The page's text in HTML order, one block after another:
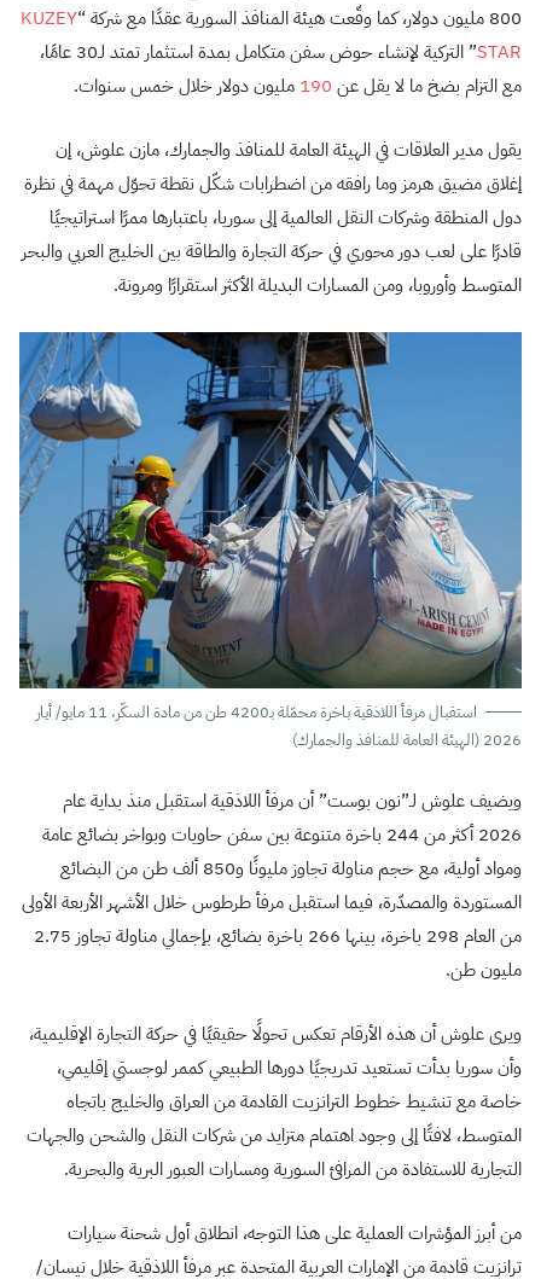
800 مليون دولار، كما وقّعت هيئة المنافذ السورية عقدًا مع شركة “
KUZEY
STAR
” التركية لإنشاء حوض سفن متكامل بمدة استثمار تمتد لـ30 عامًا،
مع التزام بضخ ما لا يقل عن 190 مليون دولار خلال خمس سنوات.
يقول مدير العلاقات في الهيئة العامة للمنافذ والجمارك، مازن علوش، إن
إغلاق مضيق هرمز وما رافقه من اضطرابات شكّل نقطة تحوّل مهمة في نظرة
دول المنطقة وشركات النقل العالمية إلى سوريا، باعتبارها ممرًا استراتيجيًا
قادرًا على لعب دور محوري في حركة التجارة والطاقة بين الخليج العربي والبحر
المتوسط وأوروبا، ومن المسارات البديلة الأكثر استقرارًا ومرونة.
استقبال مرفأ اللاذقية باخرة محمّلة بـ4200 طن من مادة السكّر، 11 مايو/ أيار
2026 (الهيئة العامة للمنافذ والجمارك)
ويضيف علوش لـ”نون بوست” أن مرفأ اللاذقية استقبل منذ بداية عام
2026 أكثر من 244 باخرة متنوعة بين سفن حاويات وبواخر بضائع عامة
ومواد أولية، مع حجم مناولة تجاوز مليونًا و850 ألف طن من البضائع
المستوردة والمصدّرة، فيما استقبل مرفأ طرطوس خلال الأشهر الأربعة الأولى
من العام 298 باخرة، بينها 266 باخرة بضائع، بإجمالي مناولة تجاوز 2.75
مليون طن.
ويرى علوش أن هذه الأرقام تعكس تحولًا حقيقيًا في حركة التجارة الإقليمية،
وأن سوريا بدأت تستعيد تدريجيًا دورها الطبيعي كممر لوجستي إقليمي،
خاصة مع تنشيط خطوط الترانزيت القادمة من العراق والخليج باتجاه
المتوسط، لافتًا إلى وجود اهتمام متزايد من شركات النقل والشحن والجهات
التجارية للاستفادة من المرافئ السورية ومسارات العبور البرية والبحرية.
من أبرز المؤشرات العملية على هذا التوجه، انطلاق أول شحنة سيارات
ترانزيت قادمة من الإمارات العربية المتحدة عبر مرفأ اللاذقية خلال نيسان/